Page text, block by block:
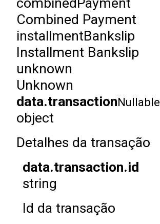
Combined Payment
installmentBankslip
Installment Bankslip
unknown
Unknown
data.transactionNullable
object
Detalhes da transação
data.transaction.id
string
Id da transação